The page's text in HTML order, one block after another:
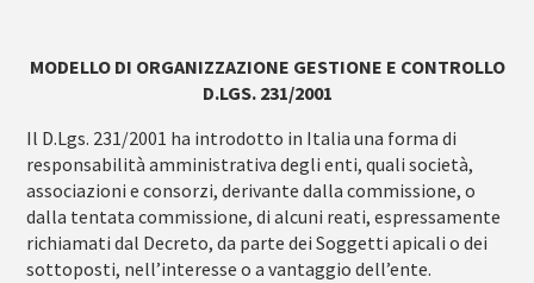
MODELLO DI ORGANIZZAZIONE GESTIONE E CONTROLLO
D.LGS. 231/2001
Il D.Lgs. 231/2001 ha introdotto in Italia una forma di
responsabilità amministrativa degli enti, quali società,
associazioni e consorzi, derivante dalla commissione, o
dalla tentata commissione, di alcuni reati, espressamente
richiamati dal Decreto, da parte dei Soggetti apicali o dei
sottoposti, nell’interesse o a vantaggio dell’ente.